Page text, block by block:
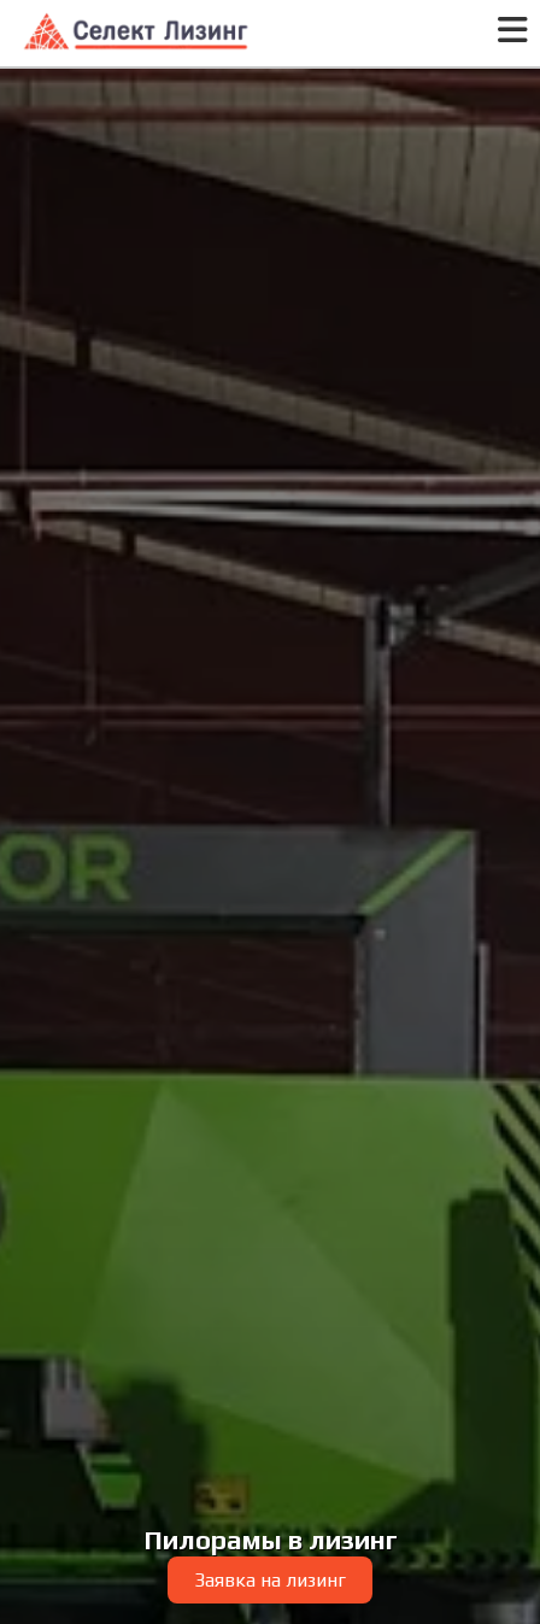
Пилорамы в лизинг
Заявка на лизинг